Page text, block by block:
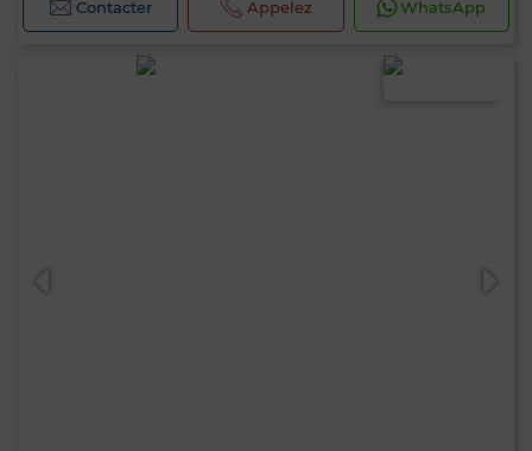
Contacter Appelez WhatsApp